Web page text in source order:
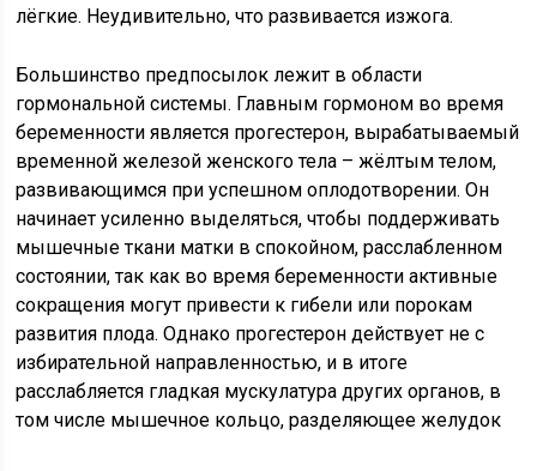
лёгкие. Неудивительно, что развивается изжога.
Большинство предпосылок лежит в области
гормональной системы. Главным гормоном во время
беременности является прогестерон, вырабатываемый
временной железой женского тела – жёлтым телом,
развивающимся при успешном оплодотворении. Он
начинает усиленно выделяться, чтобы поддерживать
мышечные ткани матки в спокойном, расслабленном
состоянии, так как во время беременности активные
сокращения могут привести к гибели или порокам
развития плода. Однако прогестерон действует не с
избирательной направленностью, и в итоге
расслабляется гладкая мускулатура других органов, в
том числе мышечное кольцо, разделяющее желудок